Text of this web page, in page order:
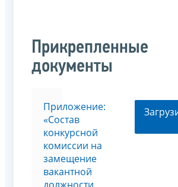
Прикрепленные
документы
Приложение:
«Состав
конкурсной
комиссии на
замещение
вакантной